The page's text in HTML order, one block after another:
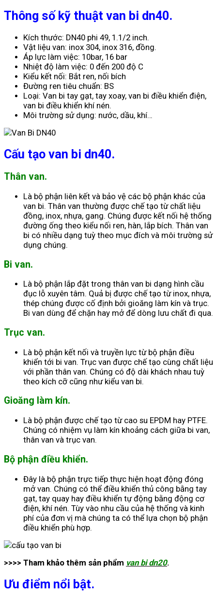
Thông số kỹ thuật van bi dn40.
Kích thước: DN40 phi 49, 1.1/2 inch.
Vật liệu van: inox 304, inox 316, đồng.
Áp lực làm việc: 10bar, 16 bar
Nhiệt độ làm việc: 0 đến 200 độ C
Kiểu kết nối: Bắt ren, nối bích
Đường ren tiêu chuẩn: BS
Loại: Van bi tay gạt, tay xoay, van bi điều khiển điện,
van bi điều khiển khí nén.
Môi trường sử dụng: nước, dầu, khí…
Cấu tạo van bi dn40.
Thân van.
Là bộ phận liên kết và bảo vệ các bộ phận khác của
van bi. Thân van thường được chế tạo từ chất liệu
đồng, inox, nhựa, gang. Chúng được kết nối hệ thống
đường ống theo kiểu nối ren, hàn, lắp bích. Thân van
bi có nhiều dạng tuỳ theo mục đích và môi trường sử
dụng chúng.
Bi van.
Là bộ phận lắp đặt trong thân van bi dạng hình cầu
đục lỗ xuyên tâm. Quả bị được chế tạo từ inox, nhựa,
thép chúng được cố định bởi gioăng làm kín và trục.
Bi van dùng để chặn hay mở để dòng lưu chất đi qua.
Trục van.
Là bộ phận kết nối và truyền lực từ bộ phận điều
khiển tới bi van. Trục van được chế tạo cùng chất liệu
với phần thân van. Chúng có độ dài khách nhau tuỳ
theo kích cỡ cũng như kiểu van bi.
Gioăng làm kín.
Là bộ phận được chế tạo từ cao su EPDM hay PTFE.
Chúng có nhiệm vụ làm kín khoảng cách giữa bi van,
thân van và trục van.
Bộ phận điều khiển.
Đây là bộ phận trực tiếp thực hiện hoạt động đóng
mở van. Chúng có thể điều khiển thủ công bằng tay
gạt, tay quay hay điều khiển tự động bằng động cơ
điện, khí nén. Tùy vào nhu cầu của hệ thống và kinh
phí của đơn vị mà chúng ta có thể lựa chọn bộ phận
điều khiển phù hợp.
>>>> Tham khảo thêm sản phẩm van bi dn20.
Ưu điểm nổi bật.